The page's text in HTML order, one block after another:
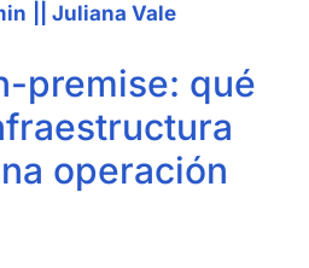
Juliana Vale
premise: qué
operación